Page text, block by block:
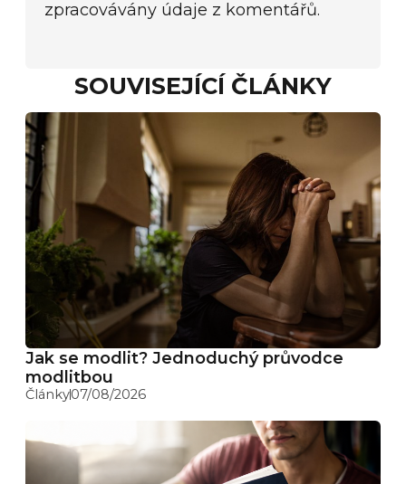
zpracovávány údaje z komentářů.
SOUVISEJÍCÍ ČLÁNKY
Jak se modlit? Jednoduchý průvodce
modlitbou
Články07/08/2026